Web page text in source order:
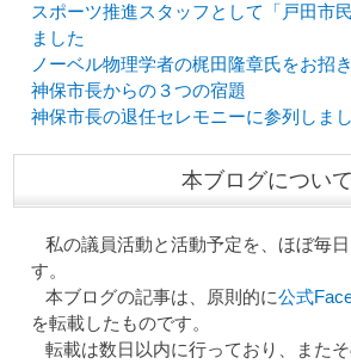
スポーツ推進スタッフとして「戸田市
ました
ノーベル物理学者の梶田隆章氏をお招
神保市長からの３つの宿題
神保市長の退任セレモニーに参列しま
本ブログについて
私の議員活動と活動予定を、ほぼ毎
す。
本ブログの記事は、原則的に公式
を転載したものです。
転載は数日以内に行っており、また